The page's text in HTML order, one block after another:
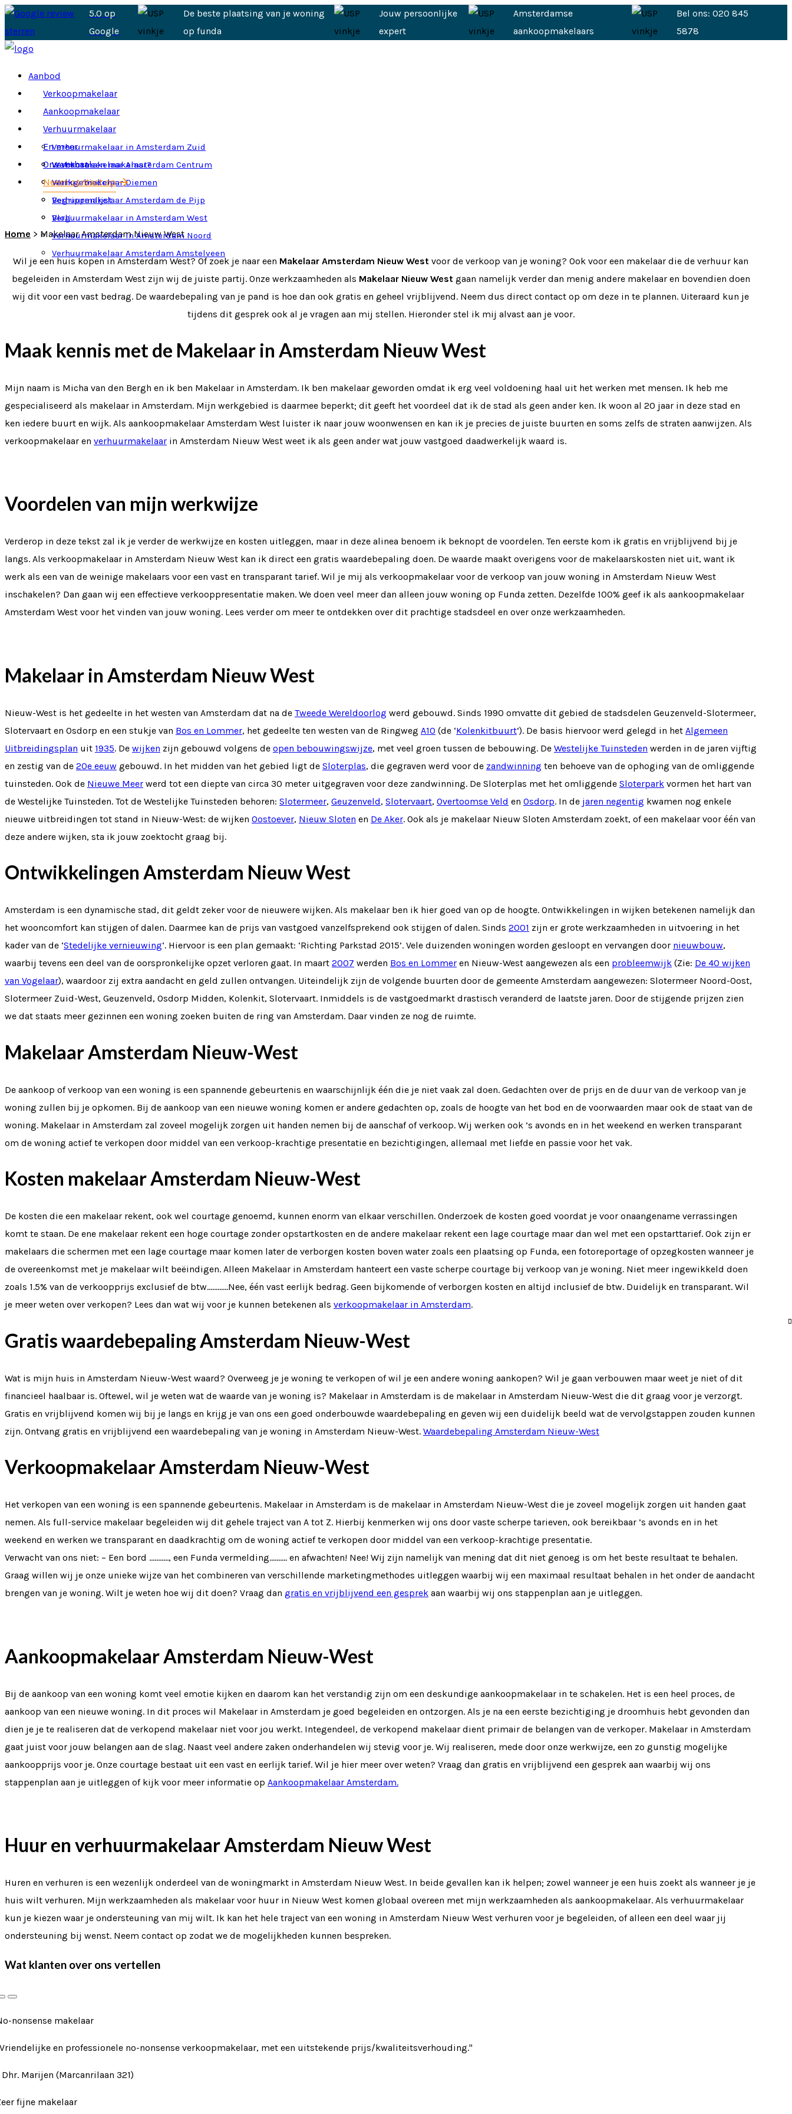
5.0 op
Google
De beste plaatsing van je woning
op funda
Jouw persoonlijke
expert
Amsterdamse
aankoopmakelaars
Bel ons: 020 845
5878
Aanbod
Verkoopmakelaar
Aankoopmakelaar
Verhuurmakelaar
Verhuurmakelaar in Amsterdam Zuid
Verhuurmakelaar Amsterdam Centrum
Verhuurmakelaar Diemen
Verhuurmakelaar Amsterdam de Pijp
Verhuurmakelaar in Amsterdam West
Verhuurmakelaar in Amsterdam Noord
Verhuurmakelaar Amsterdam Amstelveen
En meer
Wat kost een makelaar?
Werkgebieden
Begrippenlijst
Blog
Ons verhaal
Neem contact op
Home > Makelaar Amsterdam Nieuw West
Wil je een huis kopen in Amsterdam West? Of zoek je naar een Makelaar Amsterdam Nieuw West voor de verkoop van je woning? Ook voor een makelaar die de verhuur kan
begeleiden in Amsterdam West zijn wij de juiste partij. Onze werkzaamheden als Makelaar Nieuw Westgaan namelijk verder dan menig andere makelaar en bovendien doen
wij dit voor een vast bedrag. De waardebepaling van je pand is hoe dan ook gratis en geheel vrijblijvend. Neem dus direct contact op om deze in te plannen. Uiteraard kun je
tijdens dit gesprek ook al je vragen aan mij stellen. Hieronder stel ik mij alvast aan je voor.
Maak kennis met de Makelaar in Amsterdam Nieuw West
Mijn naam is Micha van den Bergh en ik ben Makelaar in Amsterdam. Ik ben makelaar geworden omdat ik erg veel voldoening haal uit het werken met mensen. Ik heb me
gespecialiseerd als makelaar in Amsterdam. Mijn werkgebied is daarmee beperkt; dit geeft het voordeel dat ik de stad als geen ander ken. Ik woon al 20 jaar in deze stad en
ken iedere buurt en wijk. Als aankoopmakelaar Amsterdam West luister ik naar jouw woonwensen en kan ik je precies de juiste buurten en soms zelfs de straten aanwijzen. Als
verkoopmakelaar en verhuurmakelaar in Amsterdam Nieuw West weet ik als geen ander wat jouw vastgoed daadwerkelijk waard is.
Voordelen van mijn werkwijze
Verderop in deze tekst zal ik je verder de werkwijze en kosten uitleggen, maar in deze alinea benoem ik beknopt de voordelen. Ten eerste kom ik gratis en vrijblijvend bij je
langs. Als verkoopmakelaar in Amsterdam Nieuw West kan ik direct een gratis waardebepaling doen. De waarde maakt overigens voor de makelaarskosten niet uit, want ik
werk als een van de weinige makelaars voor een vast en transparant tarief. Wil je mij als verkoopmakelaar voor de verkoop van jouw woning in Amsterdam Nieuw West
inschakelen? Dan gaan wij een effectieve verkooppresentatie maken. We doen veel meer dan alleen jouw woning op Funda zetten. Dezelfde 100% geef ik als aankoopmakelaar
Amsterdam West voor het vinden van jouw woning. Lees verder om meer te ontdekken over dit prachtige stadsdeel en over onze werkzaamheden.
Makelaar in Amsterdam Nieuw West
Nieuw-West is het gedeelte in het westen van Amsterdam dat na de Tweede Wereldoorlog werd gebouwd. Sinds 1990 omvatte dit gebied de stadsdelen Geuzenveld-Slotermeer,
Slotervaart en Osdorp en een stukje van Bos en Lommer, het gedeelte ten westen van de Ringweg A10 (de ‘Kolenkitbuurt‘). De basis hiervoor werd gelegd in het Algemeen
Uitbreidingsplan uit 1935. De wijken zijn gebouwd volgens de open bebouwingswijze, met veel groen tussen de bebouwing. De Westelijke Tuinsteden werden in de jaren vijftig
en zestig van de 20e eeuw gebouwd. In het midden van het gebied ligt de Sloterplas, die gegraven werd voor de zandwinning ten behoeve van de ophoging van de omliggende
tuinsteden. Ook de Nieuwe Meer werd tot een diepte van circa 30 meter uitgegraven voor deze zandwinning. De Sloterplas met het omliggende Sloterpark vormen het hart van
de Westelijke Tuinsteden. Tot de Westelijke Tuinsteden behoren: Slotermeer, Geuzenveld, Slotervaart, Overtoomse Veld en Osdorp. In de jaren negentig kwamen nog enkele
nieuwe uitbreidingen tot stand in Nieuw-West: de wijken Oostoever, Nieuw Sloten en De Aker. Ook als je makelaar Nieuw Sloten Amsterdam zoekt, of een makelaar voor één van
deze andere wijken, sta ik jouw zoektocht graag bij.
Ontwikkelingen Amsterdam Nieuw West
Amsterdam is een dynamische stad, dit geldt zeker voor de nieuwere wijken. Als makelaar ben ik hier goed van op de hoogte. Ontwikkelingen in wijken betekenen namelijk dan
het wooncomfort kan stijgen of dalen. Daarmee kan de prijs van vastgoed vanzelfsprekend ook stijgen of dalen. Sinds 2001 zijn er grote werkzaamheden in uitvoering in het
kader van de ‘Stedelijke vernieuwing‘. Hiervoor is een plan gemaakt: ‘Richting Parkstad 2015’. Vele duizenden woningen worden gesloopt en vervangen door nieuwbouw,
waarbij tevens een deel van de oorspronkelijke opzet verloren gaat. In maart 2007 werden Bos en Lommer en Nieuw-West aangewezen als een probleemwijk (Zie: De 40 wijken
van Vogelaar), waardoor zij extra aandacht en geld zullen ontvangen. Uiteindelijk zijn de volgende buurten door de gemeente Amsterdam aangewezen: Slotermeer Noord-Oost,
Slotermeer Zuid-West, Geuzenveld, Osdorp Midden, Kolenkit, Slotervaart. Inmiddels is de vastgoedmarkt drastisch veranderd de laatste jaren. Door de stijgende prijzen zien
we dat staats meer gezinnen een woning zoeken buiten de ring van Amsterdam. Daar vinden ze nog de ruimte.
Makelaar Amsterdam Nieuw-West
De aankoop of verkoop van een woning is een spannende gebeurtenis en waarschijnlijk één die je niet vaak zal doen. Gedachten over de prijs en de duur van de verkoop van je
woning zullen bij je opkomen. Bij de aankoop van een nieuwe woning komen er andere gedachten op, zoals de hoogte van het bod en de voorwaarden maar ook de staat van de
woning. Makelaar in Amsterdam zal zoveel mogelijk zorgen uit handen nemen bij de aanschaf of verkoop. Wij werken ook ’s avonds en in het weekend en werken transparant
om de woning actief te verkopen door middel van een verkoop-krachtige presentatie en bezichtigingen, allemaal met liefde en passie voor het vak.
Kosten makelaar Amsterdam Nieuw-West
De kosten die een makelaar rekent, ook wel courtage genoemd, kunnen enorm van elkaar verschillen. Onderzoek de kosten goed voordat je voor onaangename verrassingen
komt te staan. De ene makelaar rekent een hoge courtage zonder opstartkosten en de andere makelaar rekent een lage courtage maar dan wel met een opstarttarief. Ook zijn er
makelaars die schermen met een lage courtage maar komen later de verborgen kosten boven water zoals een plaatsing op Funda, een fotoreportage of opzegkosten wanneer je
de overeenkomst met je makelaar wilt beëindigen. Alleen Makelaar in Amsterdam hanteert een vaste scherpe courtage bij verkoop van je woning. Niet meer ingewikkeld doen
zoals 1.5% van de verkoopprijs exclusief de btw…………Nee, één vast eerlijk bedrag. Geen bijkomende of verborgen kosten en altijd inclusief de btw. Duidelijk en transparant. Wil
je meer weten over verkopen? Lees dan wat wij voor je kunnen betekenen als verkoopmakelaar in Amsterdam.
Gratis waardebepaling Amsterdam Nieuw-West
Wat is mijn huis in Amsterdam Nieuw-West waard? Overweeg je je woning te verkopen of wil je een andere woning aankopen? Wil je gaan verbouwen maar weet je niet of dit
financieel haalbaar is. Oftewel, wil je weten wat de waarde van je woning is? Makelaar in Amsterdam is de makelaar in Amsterdam Nieuw-West die dit graag voor je verzorgt.
Gratis en vrijblijvend komen wij bij je langs en krijg je van ons een goed onderbouwde waardebepaling en geven wij een duidelijk beeld wat de vervolgstappen zouden kunnen
zijn. Ontvang gratis en vrijblijvend een waardebepaling van je woning in Amsterdam Nieuw-West. Waardebepaling Amsterdam Nieuw-West
Verkoopmakelaar Amsterdam Nieuw-West
Het verkopen van een woning is een spannende gebeurtenis. Makelaar in Amsterdam is de makelaar in Amsterdam Nieuw-West die je zoveel mogelijk zorgen uit handen gaat
nemen. Als full-service makelaar begeleiden wij dit gehele traject van A tot Z. Hierbij kenmerken wij ons door vaste scherpe tarieven, ook bereikbaar ’s avonds en in het
weekend en werken we transparant en daadkrachtig om de woning actief te verkopen door middel van een verkoop-krachtige presentatie.
Verwacht van ons niet: – Een bord ……….., een Funda vermelding………. en afwachten! Nee! Wij zijn namelijk van mening dat dit niet genoeg is om het beste resultaat te behalen.
Graag willen wij je onze unieke wijze van het combineren van verschillende marketingmethodes uitleggen waarbij wij een maximaal resultaat behalen in het onder de aandacht
brengen van je woning. Wilt je weten hoe wij dit doen? Vraag dan gratis en vrijblijvend een gesprek aan waarbij wij ons stappenplan aan je uitleggen.
Aankoopmakelaar Amsterdam Nieuw-West
Bij de aankoop van een woning komt veel emotie kijken en daarom kan het verstandig zijn om een deskundige aankoopmakelaar in te schakelen. Het is een heel proces, de
aankoop van een nieuwe woning. In dit proces wil Makelaar in Amsterdam je goed begeleiden en ontzorgen. Als je na een eerste bezichtiging je droomhuis hebt gevonden dan
dien je je te realiseren dat de verkopend makelaar niet voor jou werkt. Integendeel, de verkopend makelaar dient primair de belangen van de verkoper. Makelaar in Amsterdam
gaat juist voor jouw belangen aan de slag. Naast veel andere zaken onderhandelen wij stevig voor je. Wij realiseren, mede door onze werkwijze, een zo gunstig mogelijke
aankoopprijs voor je. Onze courtage bestaat uit een vast en eerlijk tarief. Wil je hier meer over weten? Vraag dan gratis en vrijblijvend een gesprek aan waarbij wij ons
stappenplan aan je uitleggen of kijk voor meer informatie op Aankoopmakelaar Amsterdam.
Huur en verhuurmakelaar Amsterdam Nieuw West
Huren en verhuren is een wezenlijk onderdeel van de woningmarkt in Amsterdam Nieuw West. In beide gevallen kan ik helpen; zowel wanneer je een huis zoekt als wanneer je je
huis wilt verhuren. Mijn werkzaamheden als makelaar voor huur in Nieuw West komen globaal overeen met mijn werkzaamheden als aankoopmakelaar. Als verhuurmakelaar
kun je kiezen waar je ondersteuning van mij wilt. Ik kan het hele traject van een woning in Amsterdam Nieuw West verhuren voor je begeleiden, of alleen een deel waar jij
ondersteuning bij wenst. Neem contact op zodat we de mogelijkheden kunnen bespreken.
Wat klanten over ons vertellen
nonsense makelaar
en professionele no-nonsense verkoopmakelaar, met een uitstekende prijs/kwaliteitsverhouding."
Marijen (Marcanrilaan 321)
fijne makelaar